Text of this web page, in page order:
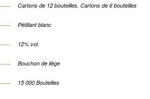
Cartons de 12 bouteilles, Cartons de 6 bouteilles
Pétillant blanc
12% vol.
Bouchon de liège
15 000 Bouteilles